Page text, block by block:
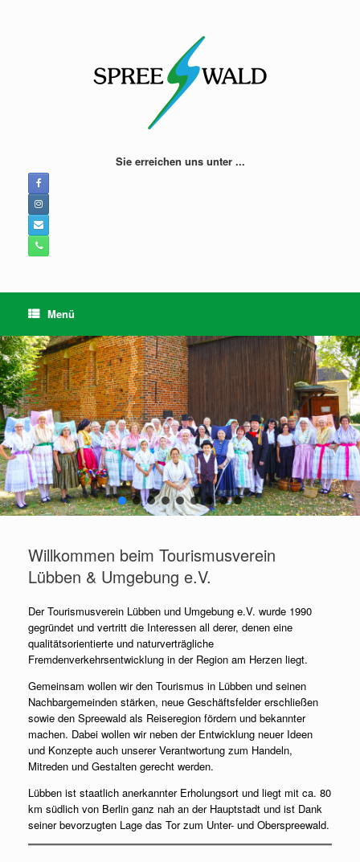
Sie erreichen uns unter ...
Menü
Willkommen beim Tourismusverein
Lübben & Umgebung e.V.
Der Tourismusverein Lübben und Umgebung e.V. wurde 1990
gegründet und vertritt die Interessen all derer, denen eine
qualitätsorientierte und naturverträgliche
Fremdenverkehrsentwicklung in der Region am Herzen liegt.
Gemeinsam wollen wir den Tourismus in Lübben und seinen
Nachbargemeinden stärken, neue Geschäftsfelder erschließen
sowie den Spreewald als Reiseregion fördern und bekannter
machen. Dabei wollen wir neben der Entwicklung neuer Ideen
und Konzepte auch unserer Verantwortung zum Handeln,
Mitreden und Gestalten gerecht werden.
Lübben ist staatlich anerkannter Erholungsort und liegt mit ca. 80
km südlich von Berlin ganz nah an der Hauptstadt und ist Dank
seiner bevorzugten Lage das Tor zum Unter- und Oberspreewald.